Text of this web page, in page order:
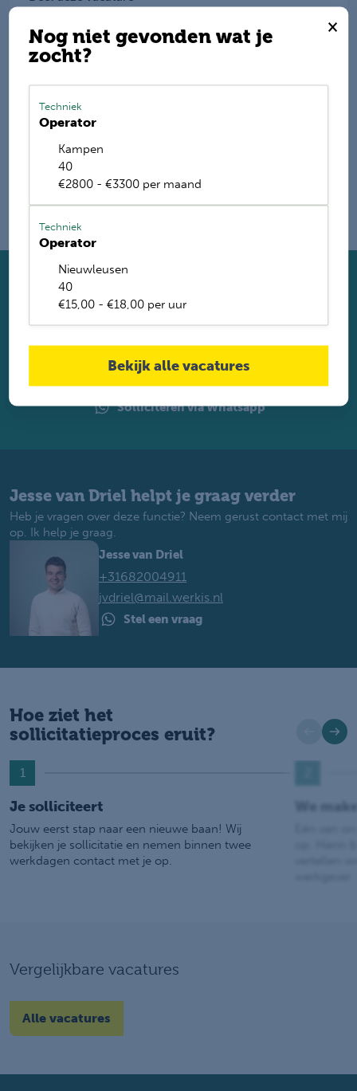
×
Nog niet gevonden wat je
zocht?
Techniek
Operator
Kampen
40
€2800 - €3300 per maand
Techniek
Operator
Nieuwleusen
40
€15,00 - €18,00 per uur
Bekijk alle vacatures
E-mail mij de nieuwste vacatures
Name
Solliciteer direct
Twijfel je of je geschikt bent? Laat dan toch je gegevens
achter. Met ruim 1.200 vacatures vinden wij voor jou de
perfecte baan. Je krijgt binnen 2 werkdagen reactie.
Solliciteren via Whatsapp
Jesse van Driel helpt je graag verder
Heb je vragen over deze functie? Neem gerust contact met mij
op. Ik help je graag.
Jesse van Driel
+31682004911
jvdriel@mail.werkis.nl
Stel een vraag
Hoe ziet het
sollicitatieproces eruit?
1
Je solliciteert
Jouw eerst stap naar een nieuwe baan! Wij
bekijken je sollicitatie en nemen binnen twee
werkdagen contact met je op.
We
Vergelijkbare vacatures
Alle vacatures